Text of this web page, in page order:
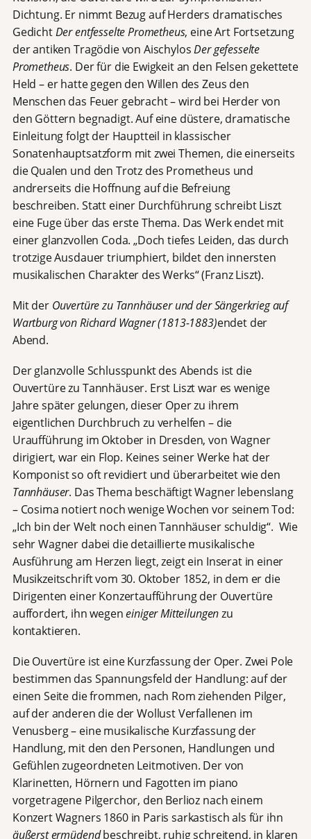
Dichtung. Er nimmt Bezug auf Herders dramatisches
GedichtDer entfesselte Prometheus, eine Art Fortsetzung
der antiken Tragödie von AischylosDer gefesselte
Prometheus. Der für die Ewigkeit an den Felsen gekettete
Held – er hatte gegen den Willen des Zeus den
Menschen das Feuer gebracht – wird bei Herder von
den Göttern begnadigt. Auf eine düstere, dramatische
Einleitung folgt der Hauptteil in klassischer
Sonatenhauptsatzform mit zwei Themen, die einerseits
die Qualen und den Trotz des Prometheus und
andrerseits die Hoffnung auf die Befreiung
beschreiben. Statt einer Durchführung schreibt Liszt
eine Fuge über das erste Thema. Das Werk endet mit
einer glanzvollen Coda. „Doch tiefes Leiden, das durch
trotzige Ausdauer triumphiert, bildet den innersten
musikalischen Charakter des Werks“ (Franz Liszt).
Mit der Ouvertüre zu Tannhäuser und der Sängerkrieg auf
Wartburg von Richard Wagner (1813-1883)endet der
Abend.
Der glanzvolle Schlusspunkt des Abends ist die
Ouvertüre zu Tannhäuser. Erst Liszt war es wenige
Jahre später gelungen, dieser Oper zu ihrem
eigentlichen Durchbruch zu verhelfen – die
Uraufführung im Oktober in Dresden, von Wagner
dirigiert, war ein Flop. Keines seiner Werke hat der
Komponist so oft revidiert und überarbeitet wie den
Tannhäuser. Das Thema beschäftigt Wagner lebenslang
– Cosima notiert noch wenige Wochen vor seinem Tod:
„Ich bin der Welt noch einen Tannhäuser schuldig“. Wie
sehr Wagner dabei die detaillierte musikalische
Ausführung am Herzen liegt, zeigt ein Inserat in einer
Musikzeitschrift vom 30. Oktober 1852, in dem er die
Dirigenten einer Konzertaufführung der Ouvertüre
auffordert, ihn wegeneiniger Mitteilungenzu
kontaktieren.
Die Ouvertüre ist eine Kurzfassung der Oper. Zwei Pole
bestimmen das Spannungsfeld der Handlung: auf der
einen Seite die frommen, nach Rom ziehenden Pilger,
auf der anderen die der Wollust Verfallenen im
Venusberg – eine musikalische Kurzfassung der
Handlung, mit den den Personen, Handlungen und
Gefühlen zugeordneten Leitmotiven. Der von
Klarinetten, Hörnern und Fagotten im piano
vorgetragene Pilgerchor, den Berlioz nach einem
Konzert Wagners 1860 in Paris sarkastisch als für ihn
äußerst ermüdendbeschreibt, ruhig schreitend, in klaren